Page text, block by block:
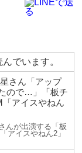
でいます。
さん「アップ
ので…」「板チ
「アイスやねん
んが出演する「板
アイスやねん2」